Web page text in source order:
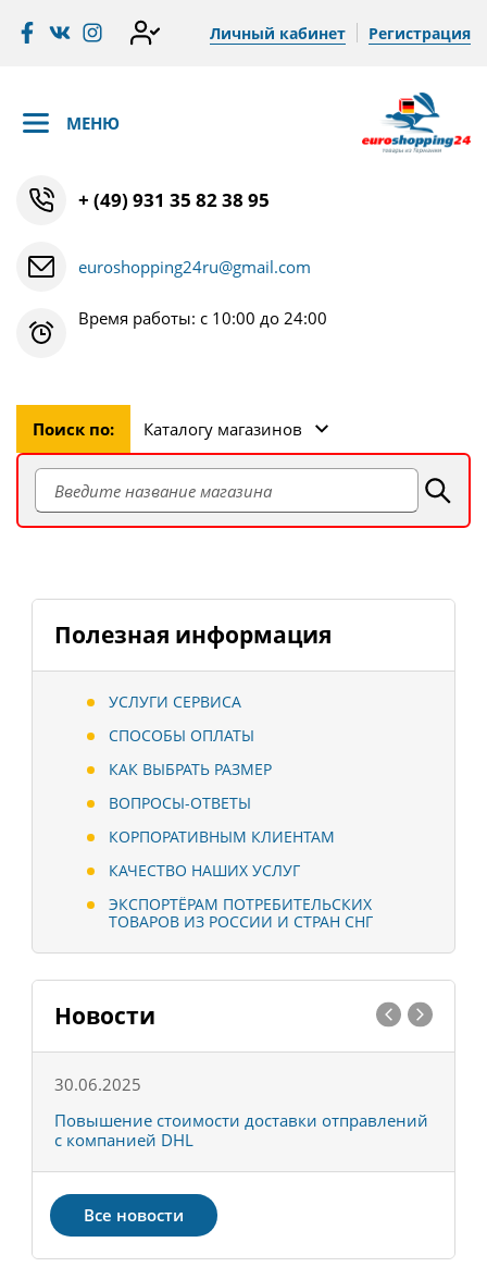
Личный кабинет Регистрация
МЕНЮ
+ (49) 931 35 82 38 95
euroshopping24ru@gmail.com
Время работы: с 10:00 до 24:00
Поиск по: Каталогу магазинов
Полезная информация
УСЛУГИ СЕРВИСА
СПОСОБЫ ОПЛАТЫ
КАК ВЫБРАТЬ РАЗМЕР
ВОПРОСЫ-ОТВЕТЫ
КОРПОРАТИВНЫМ КЛИЕНТАМ
КАЧЕСТВО НАШИХ УСЛУГ
ЭКСПОРТЁРАМ ПОТРЕБИТЕЛЬСКИХ
ТОВАРОВ ИЗ РОССИИ И СТРАН СНГ
Новости
30.06.2025
Повышение стоимости доставки отправлений
с компанией DHL
Все новости